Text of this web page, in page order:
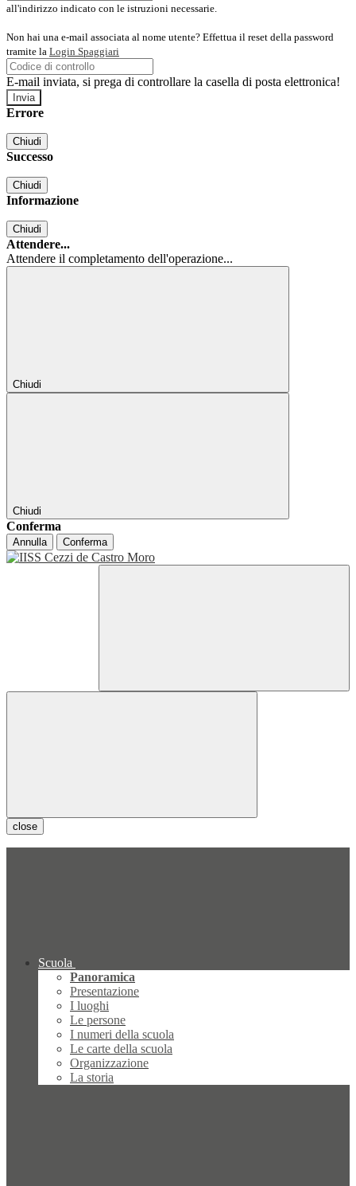
all'indirizzo indicato con le istruzioni necessarie.
Non hai una e-mail associata al nome utente? Effettua il reset della password
tramite la Login Spaggiari
E-mail inviata, si prega di controllare la casella di posta elettronica!
Errore
Chiudi
Successo
Chiudi
Informazione
Chiudi
Attendere...
Attendere il completamento dell'operazione...
Chiudi
Chiudi
Conferma
Annulla Conferma
close
Scuola
Panoramica
Presentazione
I luoghi
Le persone
I numeri della scuola
Le carte della scuola
Organizzazione
La storia